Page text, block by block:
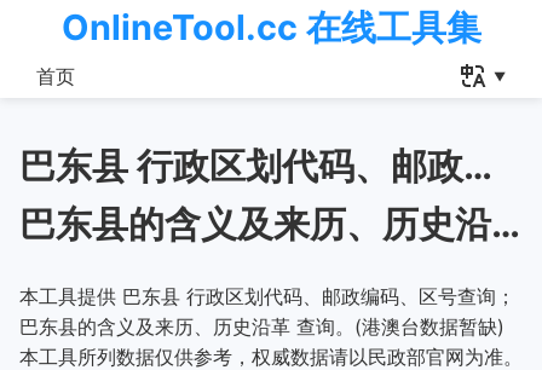
OnlineTool.cc 在线工具集
首页
巴东县 行政区划代码、邮政编码、区号查询
巴东县的含义及来历、历史沿革
本工具提供 巴东县 行政区划代码、邮政编码、区号查询；
巴东县的含义及来历、历史沿革 查询。(港澳台数据暂缺)
本工具所列数据仅供参考，权威数据请以民政部官网为准。